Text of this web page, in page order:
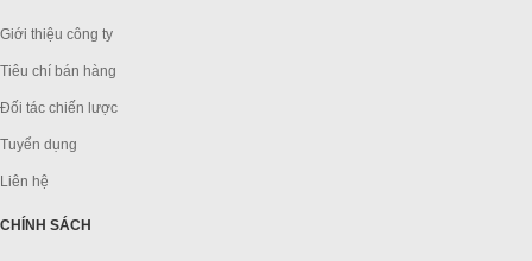
Giới thiệu công ty
Tiêu chí bán hàng
Đối tác chiến lược
Tuyển dụng
Liên hệ
CHÍNH SÁCH